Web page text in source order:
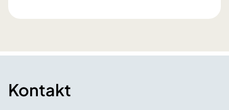
Kontakt